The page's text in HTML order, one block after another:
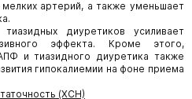
артерий, а также уменьшает
диуретиков усиливает
эффекта. Кроме этого,
и тиазидного диуретика также
гипокалиемии на фоне приема
(ХСН)